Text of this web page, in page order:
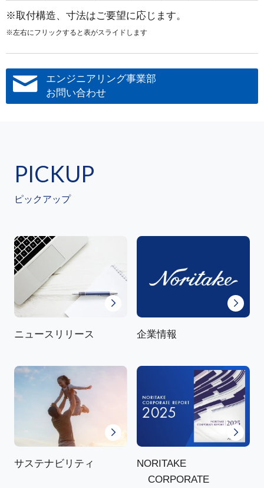
※取付構造、寸法はご要望に応じます。
※左右にフリックすると表がスライドします
エンジニアリング事業部
お問い合わせ
PICKUP
ピックアップ
ニュースリリース 企業情報
サステナビリティ
NORITAKE
CORPORATE